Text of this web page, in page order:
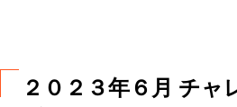
２０２３年６月 チャ